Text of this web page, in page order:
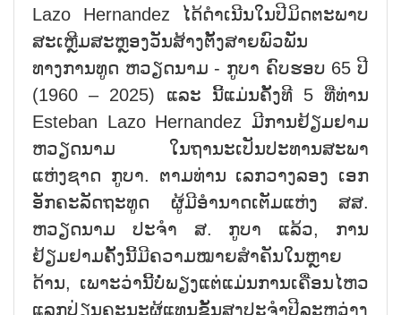
Lazo Hernandez ໄດ້ດຳເນີນໃນປີມິດຕະພາບ
ສະເຫຼີມສະຫຼອງວັນສ້າງຕັ້ງສາຍພົວພັນ
ທາງການທູດ ຫວຽດນາມ - ກູບາ ຄົບຮອບ 65 ປີ
(1960 – 2025) ແລະ ນີ້ແມ່ນຄັ້ງທີ 5 ທີ່ທ່ານ
Esteban Lazo Hernandez ມີການຢ້ຽມຢາມ
ຫວຽດນາມ ໃນຖານະເປັນປະທານສະພາ
ແຫ່ງຊາດ ກູບາ. ຕາມທ່ານ ເລກວາງລອງ ເອກ
ອັກຄະລັດຖະທູດ ຜູ້ມີອຳນາດເຕັມແຫ່ງ ສສ.
ຫວຽດນາມ ປະຈຳ ສ. ກູບາ ແລ້ວ, ການ
ຢ້ຽມຢາມຄັ້ງນີ້ມີຄວາມໝາຍສຳຄັນໃນຫຼາຍ
ດ້ານ, ເພາະວ່ານີ້ບໍ່ພຽງແຕ່ແມ່ນການເຄື່ອນໄຫວ
ແລກປ່ຽນຄະນະຜູ້ແທນຂັ້ນສູງປະຈຳປີລະຫວ່າງ